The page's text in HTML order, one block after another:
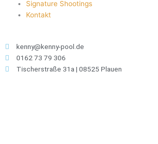
Signature Shootings
Kontakt
kenny@kenny-pool.de
0162 73 79 306
Tischerstraße 31a | 08525 Plauen